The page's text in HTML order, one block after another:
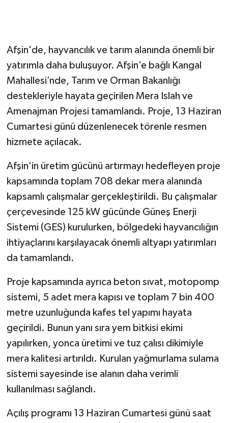
Afşin'de, hayvancılık ve tarım alanında önemli bir
yatırımla daha buluşuyor. Afşin’e bağlı Kangal
Mahallesi’nde, Tarım ve Orman Bakanlığı
destekleriyle hayata geçirilen Mera Islah ve
Amenajman Projesi tamamlandı. Proje, 13 Haziran
Cumartesi günü düzenlenecek törenle resmen
hizmete açılacak.
Afşin’in üretim gücünü artırmayı hedefleyen proje
kapsamında toplam 708 dekar mera alanında
kapsamlı çalışmalar gerçekleştirildi. Bu çalışmalar
çerçevesinde 125 kW gücünde Güneş Enerji
Sistemi (GES) kurulurken, bölgedeki hayvancılığın
ihtiyaçlarını karşılayacak önemli altyapı yatırımları
da tamamlandı.
Proje kapsamında ayrıca beton sıvat, motopomp
sistemi, 5 adet mera kapısı ve toplam 7 bin 400
metre uzunluğunda kafes tel yapımı hayata
geçirildi. Bunun yanı sıra yem bitkisi ekimi
yapılırken, yonca üretimi ve tuz çalısı dikimiyle
mera kalitesi artırıldı. Kurulan yağmurlama sulama
sistemi sayesinde ise alanın daha verimli
kullanılması sağlandı.
Açılış programı 13 Haziran Cumartesi günü saat